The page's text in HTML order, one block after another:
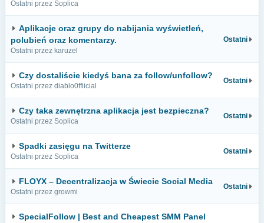
Ostatni przez Soplica
Aplikacje oraz grupy do nabijania wyświetleń,
polubień oraz komentarzy.
Ostatni przez karuzel
Ostatni
Czy dostaliście kiedyś bana za follow/unfollow?
Ostatni przez diablo0ffiicial
Ostatni
Czy taka zewnętrzna aplikacja jest bezpieczna?
Ostatni przez Soplica
Ostatni
Spadki zasięgu na Twitterze
Ostatni przez Soplica
Ostatni
FLOYX – Decentralizacja w Świecie Social Media
Ostatni przez growmi
Ostatni
SpecialFollow | Best and Cheapest SMM Panel